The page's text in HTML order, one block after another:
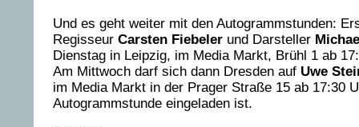
Und es geht weiter mit den Autogrammstunden:
Regisseur Carsten Fiebeler und Darsteller
Dienstag in Leipzig, im Media Markt, Brühl 1 ab
Am Mittwoch darf sich dann Dresden auf Uwe
im Media Markt in der Prager Straße 15 ab 17:30
Autogrammstunde eingeladen ist.